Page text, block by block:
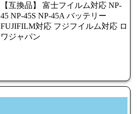
【互換品】 富士フイルム対応 NP-
45 NP-45S NP-45A バッテリー
FUJIFILM対応 フジフイルム対応 ロ
ワジャパン